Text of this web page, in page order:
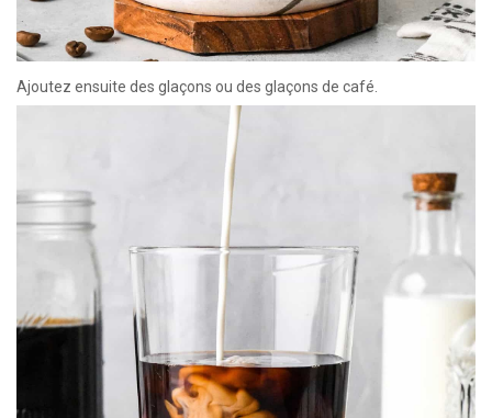
Ajoutez ensuite des glaçons ou des glaçons de café.